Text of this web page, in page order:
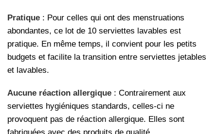
Pratique : Pour celles qui ont des menstruations
abondantes, ce lot de 10 serviettes lavables est
pratique. En même temps, il convient pour les petits
budgets et facilite la transition entre serviettes jetables
et lavables.
Aucune réaction allergique : Contrairement aux
serviettes hygiéniques standards, celles-ci ne
provoquent pas de réaction allergique. Elles sont